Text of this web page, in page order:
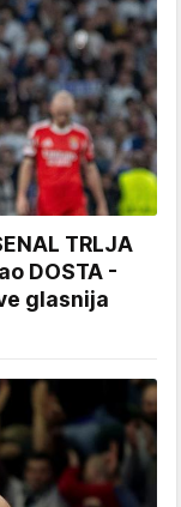
TRLJA
DOSTA -
glasnija